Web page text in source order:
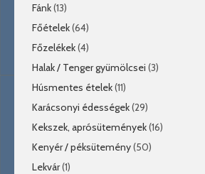
Fánk(13)
Főételek(64)
Főzelékek(4)
Halak / Tenger gyümölcsei (3)
Húsmentes ételek(11)
Karácsonyi édességek(29)
Kekszek, aprósütemények(16)
Kenyér / péksütemény(50)
Lekvár(1)